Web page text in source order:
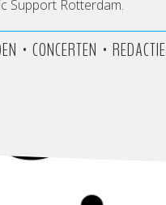
Support Rotterdam.
• CONCERTEN • REDACTIE